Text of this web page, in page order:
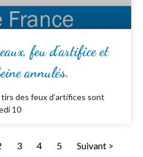
feu d’artifice et
annulés.
des feux d’artifices sont
10
3 4 5 Suivant >